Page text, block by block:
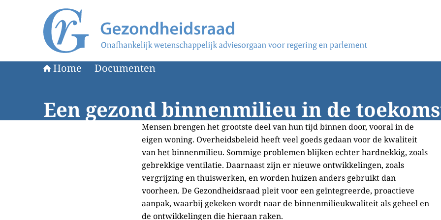
Naar de homepage van Gezondheidsraad
Home Documenten
Een gezond binnenmilieu in de
Mensen brengen het grootste deel van hun tijd binnen door, vooral in de
eigen woning. Overheidsbeleid heeft veel goeds gedaan voor de kwaliteit
van het binnenmilieu. Sommige problemen blijken echter hardnekkig, zoals
gebrekkige ventilatie. Daarnaast zijn er nieuwe ontwikkelingen, zoals
vergrijzing en thuiswerken, en worden huizen anders gebruikt dan
voorheen. De Gezondheidsraad pleit voor een geïntegreerde, proactieve
aanpak, waarbij gekeken wordt naar de binnenmilieukwaliteit als geheel en
de ontwikkelingen die hieraan raken.